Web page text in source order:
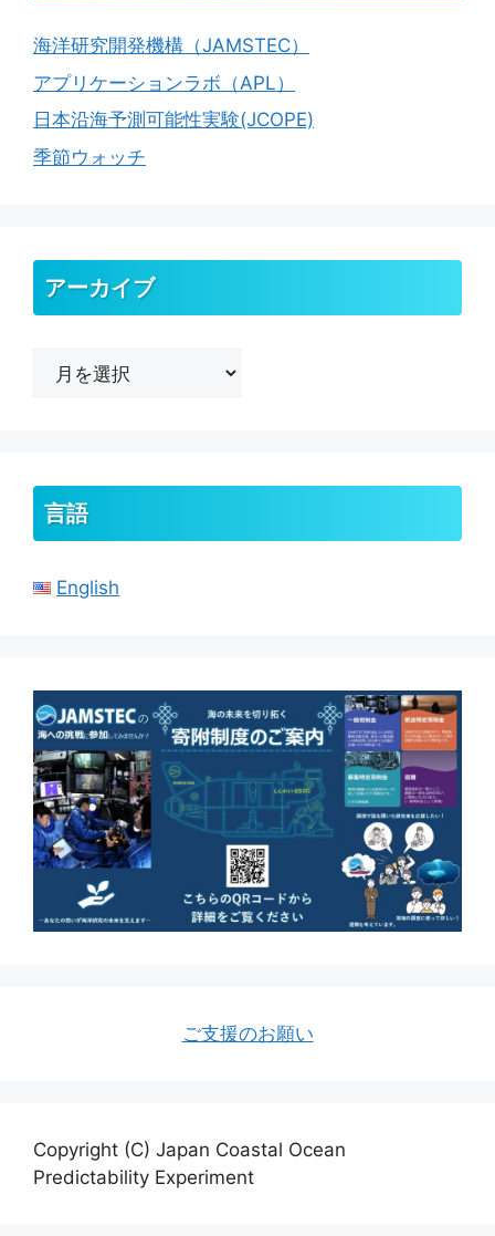
海洋研究開発機構（JAMSTEC）
アプリケーションラボ（APL）
日本沿海予測可能性実験(JCOPE)
季節ウォッチ
アーカイブ
言語
English
ご支援のお願い
Copyright (C) Japan Coastal Ocean
Predictability Experiment